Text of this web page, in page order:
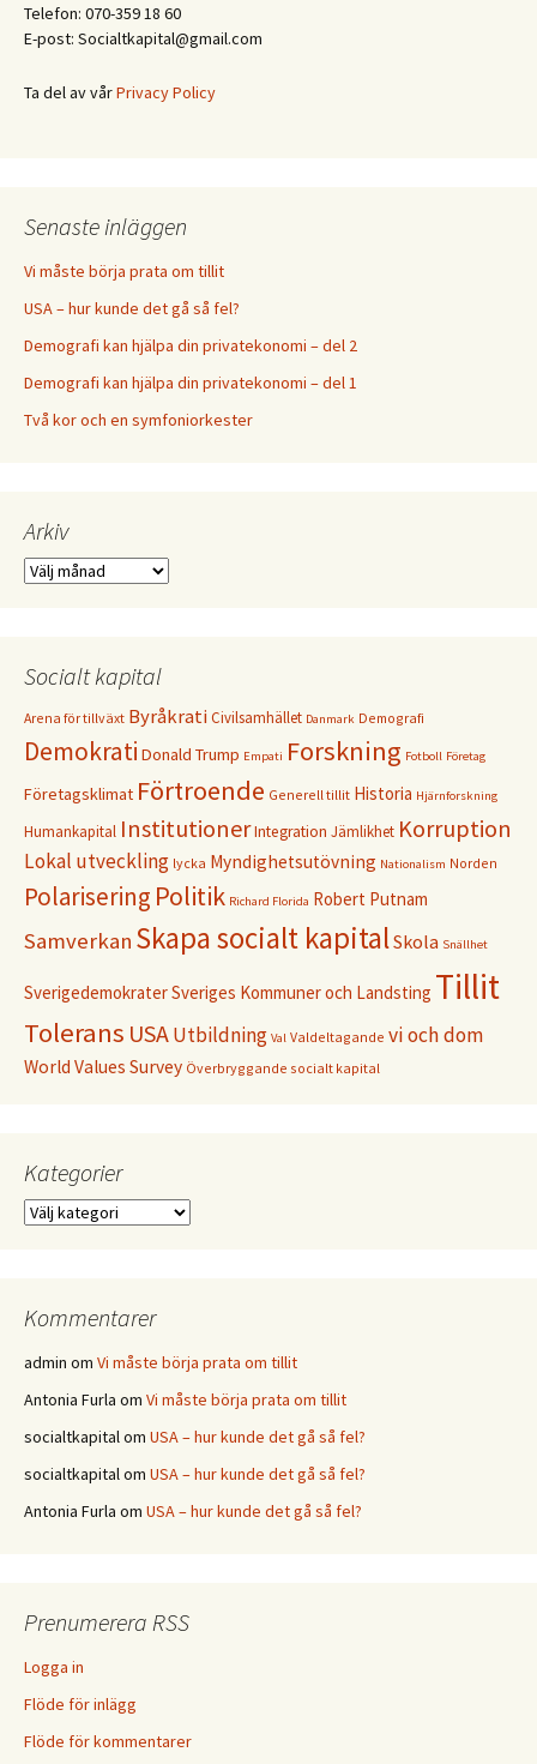
Telefon: 070-359 18 60
E-post: Socialtkapital@gmail.com
Ta del av vårPrivacy Policy
Senaste inläggen
Vi måste börja prata om tillit
USA – hur kunde det gå så fel?
Demografi kan hjälpa din privatekonomi – del 2
Demografi kan hjälpa din privatekonomi – del 1
Två kor och en symfoniorkester
Arkiv
Arkiv
Socialt kapital
Arena för tillväxt ByråkratiCivilsamhället Danmark Demografi
Demokrati Donald Trump Empati Forskning Fotboll Företag
Företagsklimat Förtroende Generell tillit Historia Hjärnforskning
Humankapital InstitutionerIntegration Jämlikhet Korruption
Lokal utveckling lycka Myndighetsutövning Nationalism Norden
Polarisering Politik Richard Florida Robert Putnam
Samverkan Skapa socialt kapitalSkola Snällhet
SverigedemokraterSveriges Kommuner och Landsting Tillit
Tolerans USAUtbildning Val Valdeltagande vi och dom
World Values Survey Överbryggande socialt kapital
Kategorier
Kategorier
Kommentarer
admin om Vi måste börja prata om tillit
Antonia Furla om Vi måste börja prata om tillit
socialtkapitalom USA – hur kunde det gå så fel?
socialtkapitalom USA – hur kunde det gå så fel?
Antonia Furla om USA – hur kunde det gå så fel?
Prenumerera RSS
Logga in
Flöde för inlägg
Flöde för kommentarer